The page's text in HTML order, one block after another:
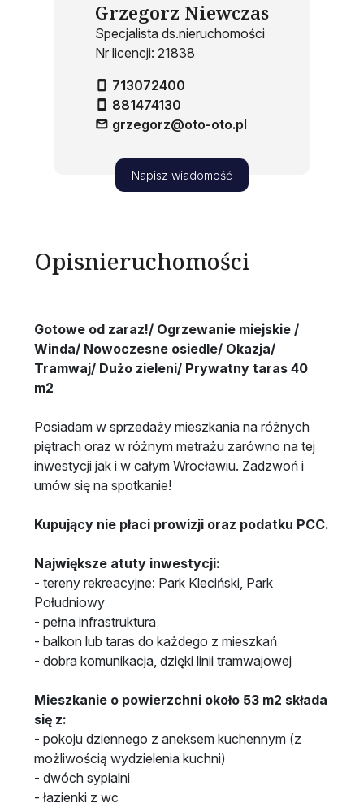
Grzegorz Niewczas
Specjalista ds.nieruchomości
Nr licencji: 21838
713072400
881474130
grzegorz@oto-oto.pl
Napisz wiadomość
Opisnieruchomości
Gotowe od zaraz!/ Ogrzewanie miejskie /
Winda/ Nowoczesne osiedle/ Okazja/
Tramwaj/ Dużo zieleni/ Prywatny taras 40
m2
Posiadam w sprzedaży mieszkania na różnych
piętrach oraz w różnym metrażu zarówno na tej
inwestycji jak i w całym Wrocławiu. Zadzwoń i
umów się na spotkanie!
Kupujący nie płaci prowizji oraz podatku PCC.
Największe atuty inwestycji:
- tereny rekreacyjne: Park Kleciński, Park
Południowy
- pełna infrastruktura
- balkon lub taras do każdego z mieszkań
- dobra komunikacja, dzięki linii tramwajowej
Mieszkanie o powierzchni około 53 m2 składa
się z:
- pokoju dziennego z aneksem kuchennym (z
możliwością wydzielenia kuchni)
- dwóch sypialni
- łazienki z wc